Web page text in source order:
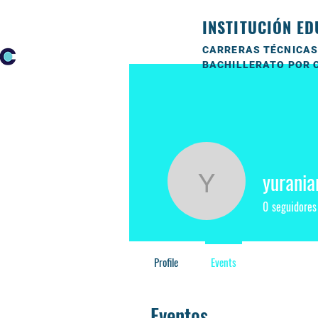
INSTITUCIÓN
CARRERAS
BACHILLERATO POR
0 seguidores
Profile Events